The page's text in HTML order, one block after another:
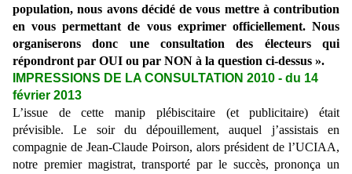
population, nous avons décidé de vous mettre à contribution
en vous permettant de vous exprimer officiellement. Nous
organiserons donc une consultation des électeurs qui
répondront par OUI ou par NON à la question ci-dessus ».
IMPRESSIONS DE LA CONSULTATION 2010 - du 14
février 2013
L’issue de cette manip plébiscitaire (et publicitaire) était
prévisible. Le soir du dépouillement, auquel j’assistais en
compagnie de Jean-Claude Poirson, alors président de l’UCIAA,
notre premier magistrat, transporté par le succès, prononça un